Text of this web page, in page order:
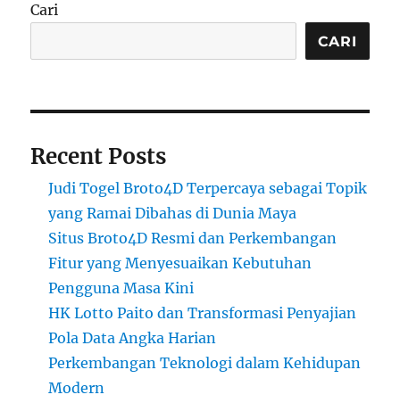
Cari
CARI
Recent Posts
Judi Togel Broto4D Terpercaya sebagai Topik
yang Ramai Dibahas di Dunia Maya
Situs Broto4D Resmi dan Perkembangan
Fitur yang Menyesuaikan Kebutuhan
Pengguna Masa Kini
HK Lotto Paito dan Transformasi Penyajian
Pola Data Angka Harian
Perkembangan Teknologi dalam Kehidupan
Modern